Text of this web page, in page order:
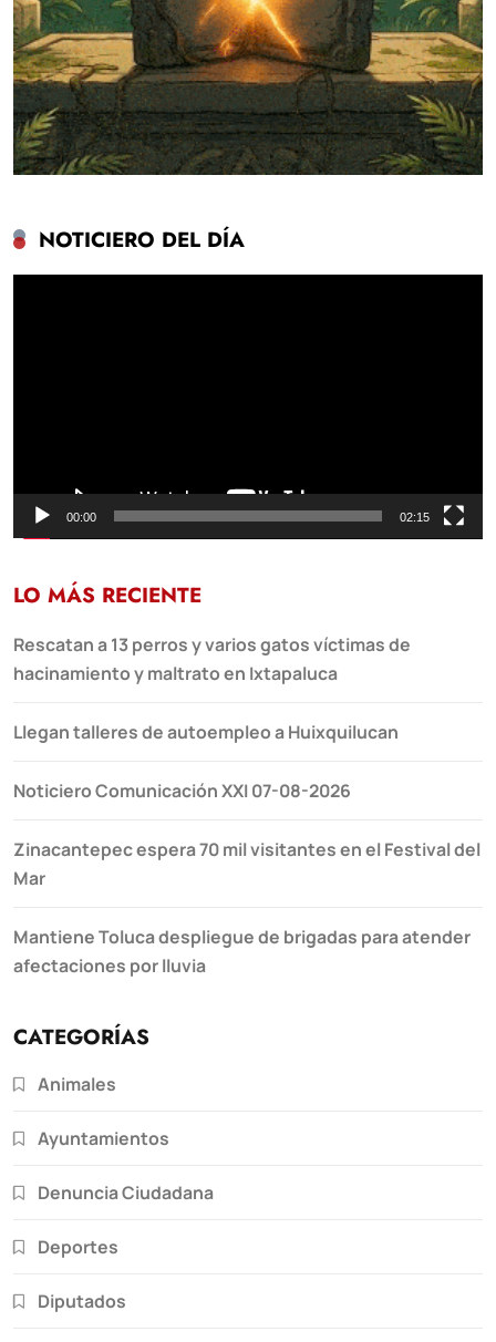
NOTICIERO DEL DÍA
00:00 02:15
LO MÁS RECIENTE
Rescatan a 13 perros y varios gatos víctimas de
hacinamiento y maltrato en Ixtapaluca
Llegan talleres de autoempleo a Huixquilucan
Noticiero Comunicación XXI 07-08-2026
Zinacantepec espera 70 mil visitantes en el Festival del
Mar
Mantiene Toluca despliegue de brigadas para atender
afectaciones por lluvia
CATEGORÍAS
Animales
Ayuntamientos
Denuncia Ciudadana
Deportes
Diputados